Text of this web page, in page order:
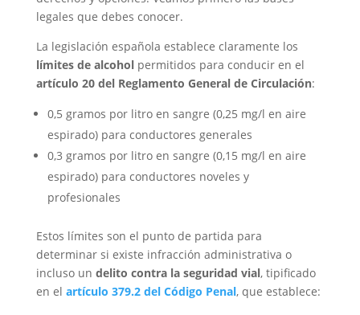
legales que debes conocer.
La legislación española establece claramente los
límites de alcoholpermitidos para conducir en el
artículo 20 del Reglamento General de Circulación:
0,5 gramos por litro en sangre (0,25 mg/l en aire
espirado) para conductores generales
0,3 gramos por litro en sangre (0,15 mg/l en aire
espirado) para conductores noveles y
profesionales
Estos límites son el punto de partida para
determinar si existe infracción administrativa o
incluso un delito contra la seguridad vial, tipificado
en el artículo 379.2 del Código Penal, que establece: